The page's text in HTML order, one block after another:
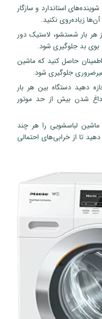
شوینده‌های استاندارد و سازگار
زیاده‌روی نکنید.
هر بار شستشو، لاستیک دور
بوی بد جلوگیری شود.
اطمینان حاصل کنید که ماشین
جلوگیری شود.
دهید دستگاه بین هر بار
داغ شدن بیش از حد موتور
ماشین لباسشویی را هر چند
تا از خرابی‌های احتمالی